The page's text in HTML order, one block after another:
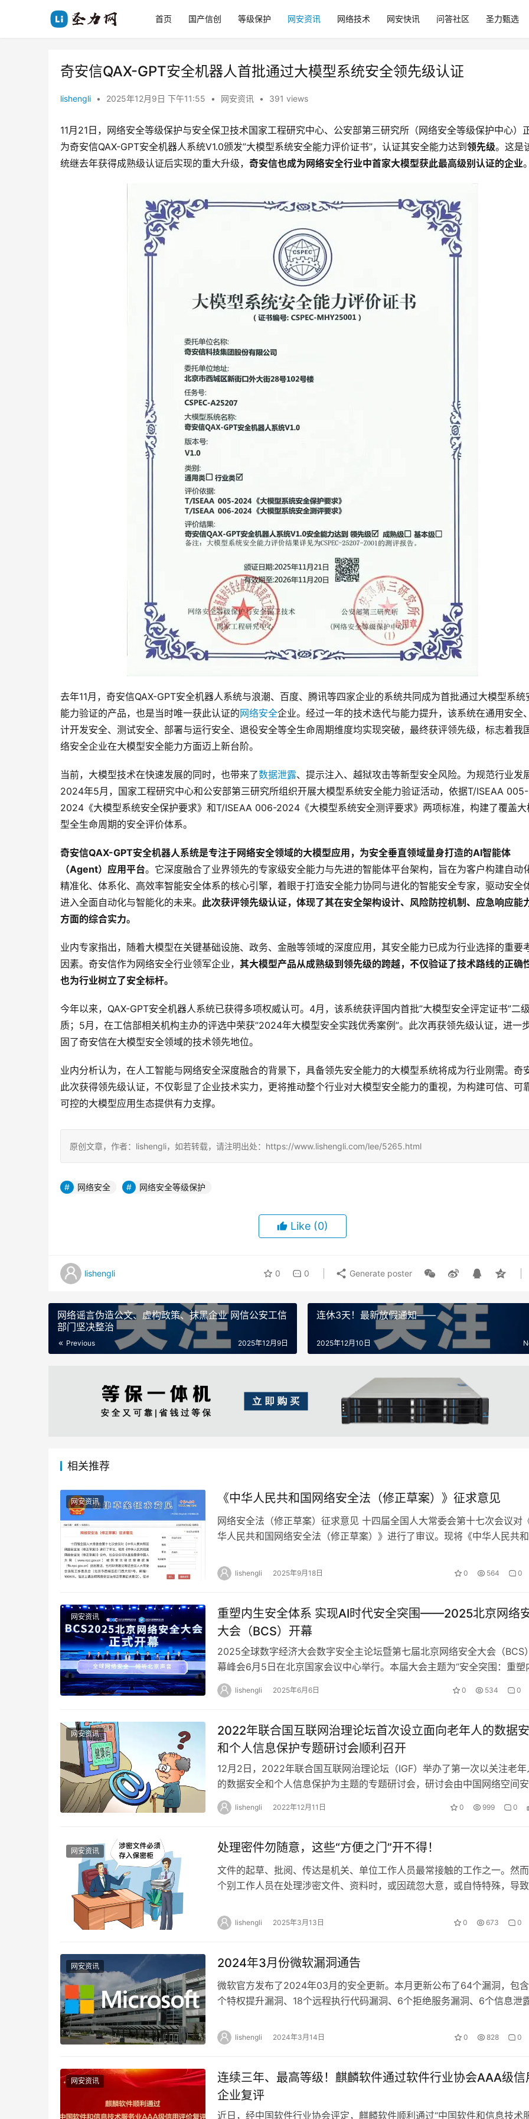
首页 国产信创 等级保护 网安资讯 网络技术 网安快讯 问答社区 圣力甄选
奇安信QAX-GPT安全机器人首批通过大模型系统安全领先级认证
lishengli • 2025年12月9日 下午11:55 • 网安资讯 • 391 views
11月21日，网络安全等级保护与安全保卫技术国家工程研究中心、公安部第三研究所（网络安全等级保护中心）
为奇安信QAX-GPT安全机器人系统V1.0颁发”大模型系统安全能力评价证书”，认证其安全能力达到 领先级。这是
统继去年获得成熟级认证后实现的重大升级， 奇安信也成为网络安全行业中首家大模型获此最高级别认证的企业。
去年11月，奇安信QAX-GPT安全机器人系统与浪潮、百度、腾讯等四家企业的系统共同成为首批通过大模型系统
能力验证的产品，也是当时唯一获此认证的网络安全企业。经过一年的技术迭代与能力提升，该系统在通用安全
计开发安全、测试安全、部署与运行安全、退役安全等全生命周期维度均实现突破，最终获评领先级，标志着我
络安全企业在大模型安全能力方面迈上新台阶。
当前，大模型技术在快速发展的同时，也带来了数据泄露、提示注入、越狱攻击等新型安全风险。为规范行业发展
2024年5月，国家工程研究中心和公安部第三研究所组织开展大模型系统安全能力验证活动，依据T/ISEAA 005-
2024《大模型系统安全保护要求》和T/ISEAA 006-2024《大模型系统安全测评要求》两项标准，构建了覆盖大
型全生命周期的安全评价体系。
奇安信QAX-GPT安全机器人系统是专注于网络安全领域的大模型应用，为安全垂直领域量身打造的AI智能体
（Agent）应用平台。它深度融合了业界领先的专家级安全能力与先进的智能体平台架构，旨在为客户构建自动化
精准化、体系化、高效率智能安全体系的核心引擎，着眼于打造安全能力协同与进化的智能安全专家，驱动安全
进入全面自动化与智能化的未来。 此次获评领先级认证，体现了其在安全架构设计、风险防控机制、应急响应能
方面的综合实力。
业内专家指出，随着大模型在关键基础设施、政务、金融等领域的深度应用，其安全能力已成为行业选择的重要
因素。奇安信作为网络安全行业领军企业， 其大模型产品从成熟级到领先级的跨越，不仅验证了技术路线的正确
也为行业树立了安全标杆。
今年以来，QAX-GPT安全机器人系统已获得多项权威认可。4月，该系统获评国内首批”大模型安全评定证书”二
质；5月，在工信部相关机构主办的评选中荣获”2024年大模型安全实践优秀案例”。此次再获领先级认证，进一
固了奇安信在大模型安全领域的技术领先地位。
业内分析认为，在人工智能与网络安全深度融合的背景下，具备领先安全能力的大模型系统将成为行业刚需。奇
此次获得领先级认证，不仅彰显了企业技术实力，更将推动整个行业对大模型安全能力的重视，为构建可信、可靠
可控的大模型应用生态提供有力支撑。
原创文章，作者：lishengli，如若转载，请注明出处：https://www.lishengli.com/lee/5265.html
网络安全 网络安全等级保护
Like (0)
lishengli 0 0 Generate poster
网络谣言伪造公文、虚构政策、抹黑企业 网信公安工信
部门坚决整治
Previous 2025年12月9日
连休3天！最新放假通知——
2025年12月10日
相关推荐
网安资讯 《中华人民共和国网络安全法（修正草案）》征求意见
网络安全法（修正草案）征求意见 十四届全国人大常委会第十七次会议对
华人民共和国网络安全法（修正草案）》进行了审议。现将《中华人民共和
lishengli 2025年9月18日 0 564 0
网安资讯
重塑内生安全体系 实现AI时代安全突围——2025北京网络
大会（BCS）开幕
2025全球数字经济大会数字安全主论坛暨第七届北京网络安全大会（BCS
幕峰会6月5日在北京国家会议中心举行。本届大会主题为“安全突围：重塑
安全体系”，全球顶尖专家、行业领袖…
lishengli 2025年6月6日 0 534 0
网安资讯
2022年联合国互联网治理论坛首次设立面向老年人的数据
和个人信息保护专题研讨会顺利召开
12月2日，2022年联合国互联网治理论坛（IGF）举办了第一次以关注老年
的数据安全和个人信息保护为主题的专题研讨会，研讨会由中国网络空间安
协会首倡并与伏羲智库共同主办，以“线…
lishengli 2022年12月11日 0 999 0
网安资讯 处理密件勿随意，这些“方便之门”开不得！
文件的起草、批阅、传达是机关、单位工作人员最常接触的工作之一。然而
个别工作人员在处理涉密文件、资料时，或因疏忽大意，或自恃特殊，导致
lishengli 2025年3月13日 0 673 0
网安资讯 2024年3月份微软漏洞通告
微软官方发布了2024年03月的安全更新。本月更新公布了64个漏洞，包
个特权提升漏洞、18个远程执行代码漏洞、6个拒绝服务漏洞、6个信息泄
lishengli 2024年3月14日 0 828 0
网安资讯
连续三年、最高等级！麒麟软件通过软件行业协会AAA级信
企业复评
近日，经中国软件行业协会评定，麒麟软件顺利通过“中国软件和信息技术